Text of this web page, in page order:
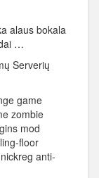
alaus bokala
…
Serverių
game
zombie
mod
floor
anti-